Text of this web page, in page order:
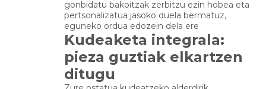
gonbidatu bakoitzak zerbitzu ezin hobea eta
pertsonalizatua jasoko duela bermatuz,
eguneko ordua edozein dela ere
Kudeaketa integrala:
pieza guztiak elkartzen
ditugu